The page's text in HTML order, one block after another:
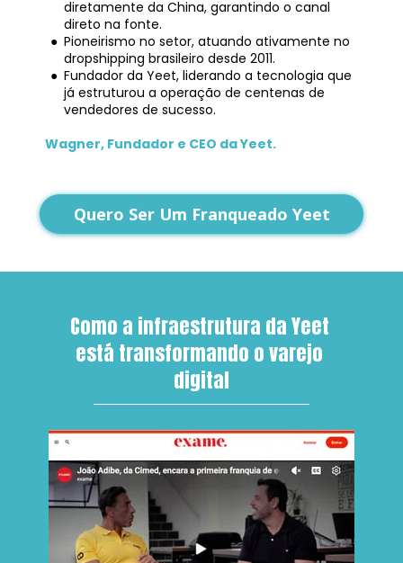
diretamente da China, garantindo o canal
direto na fonte.
Pioneirismo no setor, atuando ativamente no
dropshipping brasileiro desde 2011.
Fundador da Yeet, liderando a tecnologia que
já estruturou a operação de centenas de
vendedores de sucesso.
Wagner, Fundador e CEO da Yeet.
Quero Ser Um Franqueado Yeet
Como a infraestrutura da Yeet
está transformando o varejo
digital